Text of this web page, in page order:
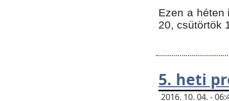
Ezen a héten
20, csütörtök
5. heti
2016. 10. 04. -